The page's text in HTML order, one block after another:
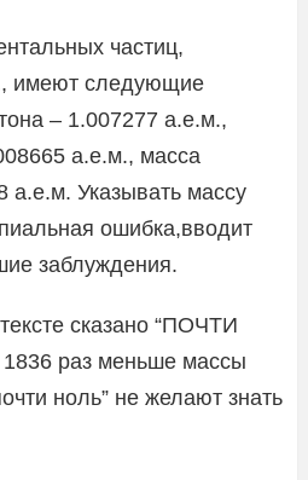
частиц,
имеют следующие
– 1.007277 а.е.м.,
а.е.м., масса
а.е.м. Указывать массу
ошибка,вводит
заблуждения.
сказано “ПОЧТИ
1836 раз меньше массы
ноль” не желают знать